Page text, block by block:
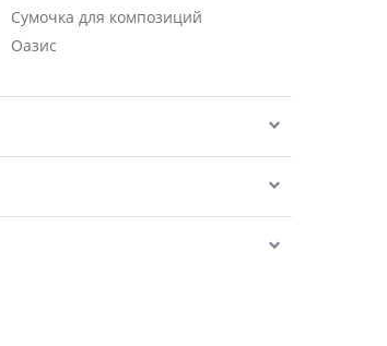
Сумочка для композиций
Оазис